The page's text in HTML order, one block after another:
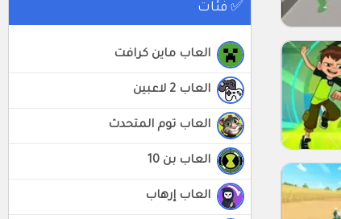
✅ فئات
العاب ماين كرافت
العاب 2 لاعبين
العاب توم المتحدث
العاب بن 10
العاب إرهاب